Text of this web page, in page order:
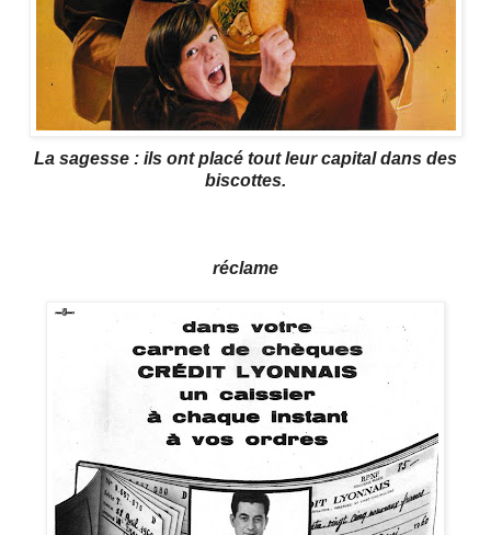
La sagesse : ils ont placé tout leur capital dans des
biscottes.
réclame